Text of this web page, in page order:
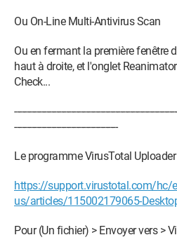
Ou On-Line Multi-Antivirus Scan
Ou en fermant la première fenêtre
haut à droite, et l'onglet
Check...
-----------------------------------------------------­
------------------------------------------
Le programme VirusTotal
https://support.virustotal.com/hc/
us/articles/115002179065-
Pour (Un fichier) > Envoyer vers >